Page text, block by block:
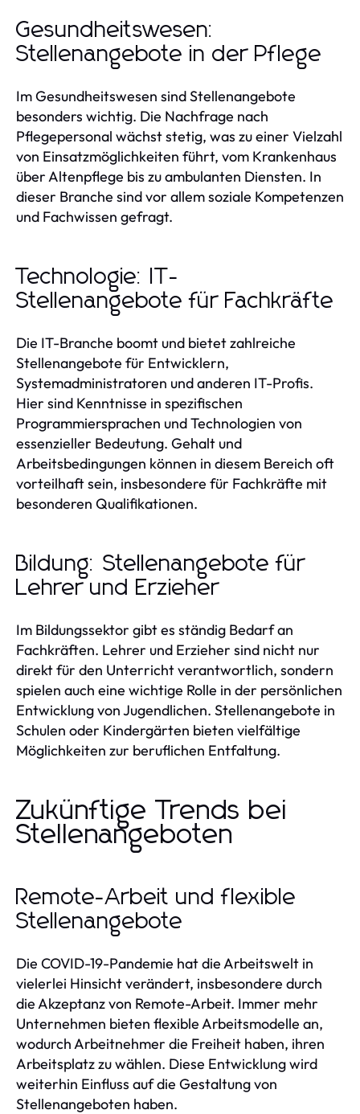
Gesundheitswesen:
Stellenangebote in der Pflege
Im Gesundheitswesen sind Stellenangebote
besonders wichtig. Die Nachfrage nach
Pflegepersonal wächst stetig, was zu einer Vielzahl
von Einsatzmöglichkeiten führt, vom Krankenhaus
über Altenpflege bis zu ambulanten Diensten. In
dieser Branche sind vor allem soziale Kompetenzen
und Fachwissen gefragt.
Technologie: IT-
Stellenangebote für Fachkräfte
Die IT-Branche boomt und bietet zahlreiche
Stellenangebote für Entwicklern,
Systemadministratoren und anderen IT-Profis.
Hier sind Kenntnisse in spezifischen
Programmiersprachen und Technologien von
essenzieller Bedeutung. Gehalt und
Arbeitsbedingungen können in diesem Bereich oft
vorteilhaft sein, insbesondere für Fachkräfte mit
besonderen Qualifikationen.
Bildung: Stellenangebote für
Lehrer und Erzieher
Im Bildungssektor gibt es ständig Bedarf an
Fachkräften. Lehrer und Erzieher sind nicht nur
direkt für den Unterricht verantwortlich, sondern
spielen auch eine wichtige Rolle in der persönlichen
Entwicklung von Jugendlichen. Stellenangebote in
Schulen oder Kindergärten bieten vielfältige
Möglichkeiten zur beruflichen Entfaltung.
Zukünftige Trends bei
Stellenangeboten
Remote-Arbeit und flexible
Stellenangebote
Die COVID-19-Pandemie hat die Arbeitswelt in
vielerlei Hinsicht verändert, insbesondere durch
die Akzeptanz von Remote-Arbeit. Immer mehr
Unternehmen bieten flexible Arbeitsmodelle an,
wodurch Arbeitnehmer die Freiheit haben, ihren
Arbeitsplatz zu wählen. Diese Entwicklung wird
weiterhin Einfluss auf die Gestaltung von
Stellenangeboten haben.